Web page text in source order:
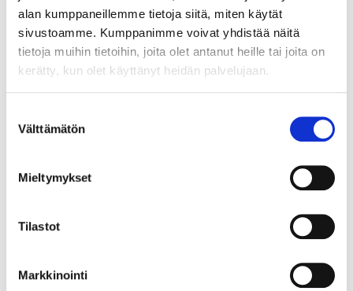
alan kumppaneillemme tietoja siitä, miten käytät
sivustoamme. Kumppanimme voivat yhdistää näitä
tietoja muihin tietoihin, joita olet antanut heille tai joita on
kerätty, kun olet käyttänyt heidän palvelujaan.
valinta
Välttämätön
Mieltymykset
Tilastot
Markkinointi